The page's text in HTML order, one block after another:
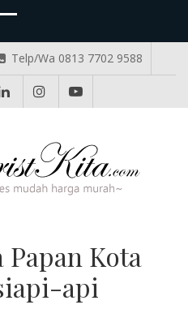
Telp/Wa 0813 7702 9588
Papan Kota
api